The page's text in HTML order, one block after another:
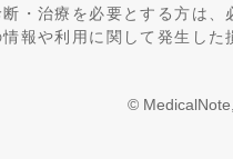
断・治療を必要とする方は
報や利用に関して発生し
©